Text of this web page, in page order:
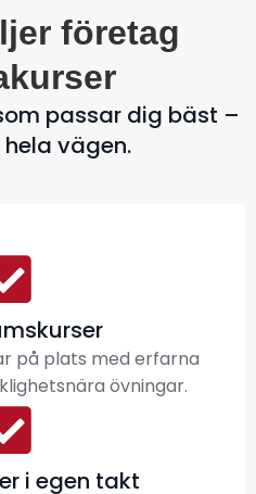
företag
passar dig bäst –
vägen.
på plats med erfarna
övningar.
i egen takt